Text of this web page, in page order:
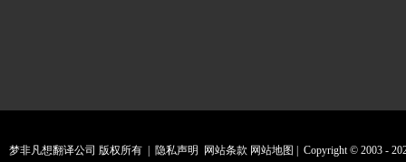
梦非凡想翻译公司 版权所有 | 隐私声明 网站条款 网站地图 | Copyright © 2003 -